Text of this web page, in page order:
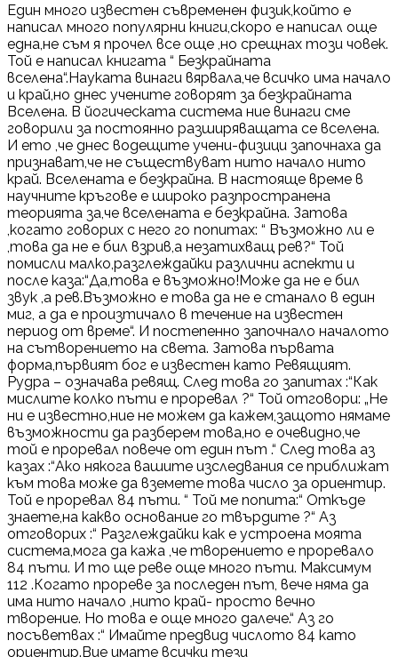
Един много известен съвременен физик,който е
написал много популярни книги,скоро е написал още
една,не съм я прочел все още ,но срещнах този човек.
Той е написал книгата “ Безкрайната
вселена“.Науката винаги вярвала,че всичко има начало
и край,но днес учените говорят за безкрайната
Вселена. В йогическата система ние винаги сме
говорили за постоянно разширяващата се вселена.
И ето ,че днес водещите учени-физици започнаха да
признават,че не съществуват нито начало нито
край. Вселената е безкрайна. В настояще време в
научните кръгове е широко разпространена
теорията за,че вселената е безкрайна. Затова
,когато говорих с него го попитах: “ Възможно ли е
,това да не е бил взрив,а незатихващ рев?“ Той
помисли малко,разглеждайки различни аспекти и
после каза:“Да,това е възможно!Може да не е бил
звук ,а рев.Възможно е това да не е станало в един
миг, а да е произтичало в течение на известен
период от време“. И постепенно започнало началото
на сътворението на света. Затова първата
форма,първият бог е известен като Ревящият.
Рудра – означава ревящ. След това го запитах :“Как
мислите колко пъти е проревал ?“ Той отговори: „Не
ни е известно,ние не можем да кажем,защото нямаме
възможности да разберем това,но е очевидно,че
той е проревал повече от един път .“ След това аз
казах :“Ако някога вашите изследвания се приближат
към това може да вземете това число за ориентир.
Той е проревал 84 пъти. “ Той ме попита:“ Откъде
знаете,на какво основание го твърдите ?“ Аз
отговорих :“ Разглеждайки как е устроена моята
система,мога да кажа ,че творението е проревало
84 пъти. И то ще реве още много пъти. Максимум
112 .Когато прореве за последен път, вече няма да
има нито начало ,нито край- просто вечно
творение. Но това е още много далече.“ Аз го
посъветвах :“ Имайте предвид числото 84 като
ориентир.Вие имате всички тези